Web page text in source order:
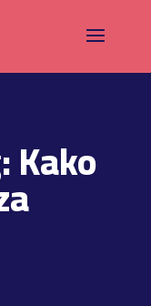
Kako